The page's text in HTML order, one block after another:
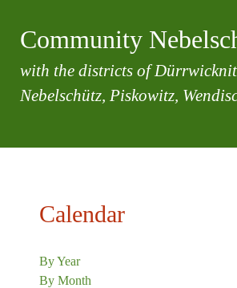
Community
with the districts of
Nebelschütz, Piskowitz,
Calendar
By Year
By Month